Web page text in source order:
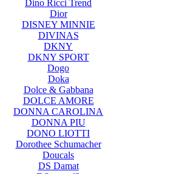
Dino Ricci Trend
Dior
DISNEY MINNIE
DIVINAS
DKNY
DKNY SPORT
Dogo
Doka
Dolce & Gabbana
DOLCE AMORE
DONNA CAROLINA
DONNA PIU
DONO LIOTTI
Dorothee Schumacher
Doucals
DS Damat